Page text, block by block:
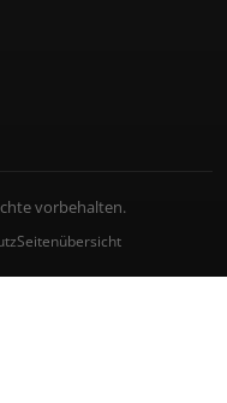
vorbehalten.
Seitenübersicht